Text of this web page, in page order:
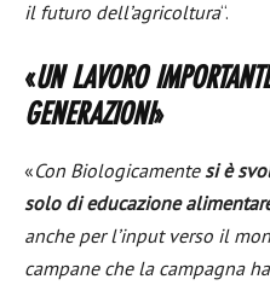
il futuro dell’agricoltura“.
«UN LAVORO
GENERAZIONI»
«Con Biologicamentesi è
solo di educazione
anche per l’input verso il
campane che la campagna